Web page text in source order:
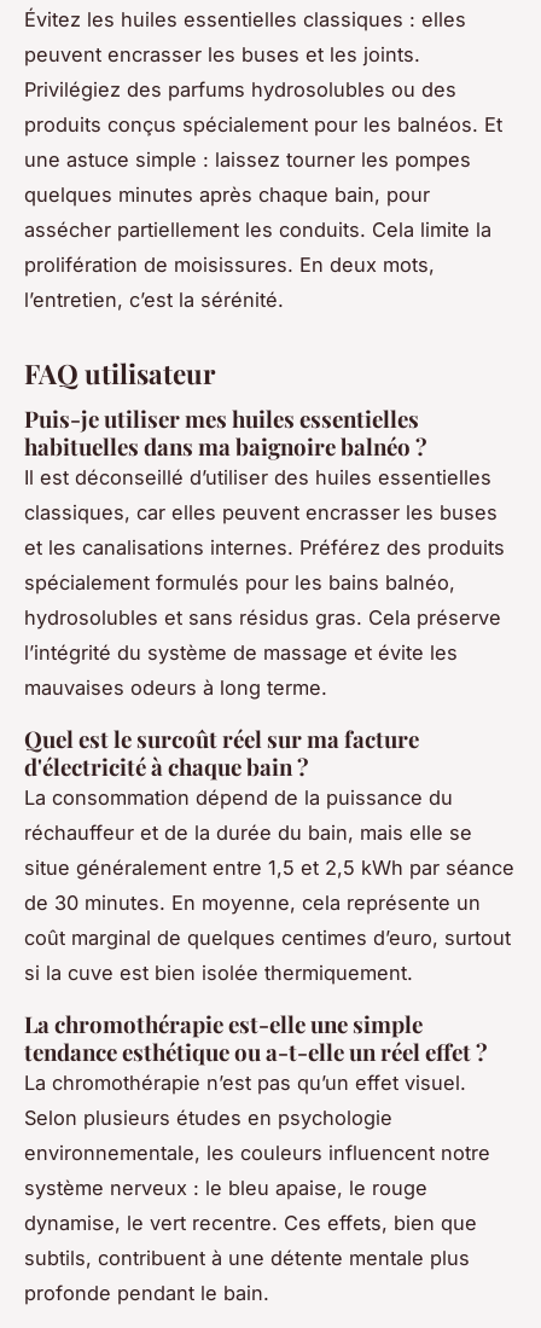
Évitez les huiles essentielles classiques : elles
peuvent encrasser les buses et les joints.
Privilégiez des parfums hydrosolubles ou des
produits conçus spécialement pour les balnéos. Et
une astuce simple : laissez tourner les pompes
quelques minutes après chaque bain, pour
assécher partiellement les conduits. Cela limite la
prolifération de moisissures. En deux mots,
l’entretien, c’est la sérénité.
FAQ utilisateur
Puis-je utiliser mes huiles essentielles
habituelles dans ma baignoire balnéo ?
Il est déconseillé d’utiliser des huiles essentielles
classiques, car elles peuvent encrasser les buses
et les canalisations internes. Préférez des produits
spécialement formulés pour les bains balnéo,
hydrosolubles et sans résidus gras. Cela préserve
l’intégrité du système de massage et évite les
mauvaises odeurs à long terme.
Quel est le surcoût réel sur ma facture
d'électricité à chaque bain ?
La consommation dépend de la puissance du
réchauffeur et de la durée du bain, mais elle se
situe généralement entre 1,5 et 2,5 kWh par séance
de 30 minutes. En moyenne, cela représente un
coût marginal de quelques centimes d’euro, surtout
si la cuve est bien isolée thermiquement.
La chromothérapie est-elle une simple
tendance esthétique ou a-t-elle un réel effet ?
La chromothérapie n’est pas qu’un effet visuel.
Selon plusieurs études en psychologie
environnementale, les couleurs influencent notre
système nerveux : le bleu apaise, le rouge
dynamise, le vert recentre. Ces effets, bien que
subtils, contribuent à une détente mentale plus
profonde pendant le bain.